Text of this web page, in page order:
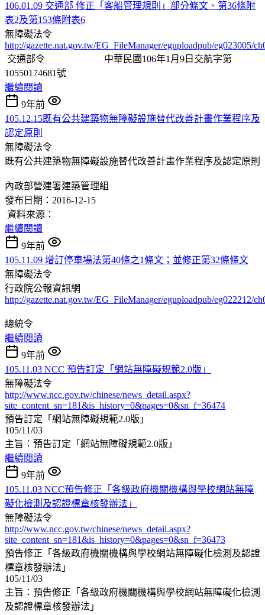
106.01.09 交通部 修正「客船管理規則」部分條文、第36條附
表2及第153條附表6
無障礙法令
http://gazette.nat.gov.tw/EG_FileManager/eguploadpub/eg023005/
交通部令 中華民國106年1月9日交航字第
10550174681號
繼續閱讀
9年前
105.12.15既有公共建築物無障礙設施替代改善計畫作業程序及
認定原則
無障礙法令
既有公共建築物無障礙設施替代改善計畫作業程序及認定原則
內政部營建署建築管理組
發布日期：2016-12-15
資料來源：
繼續閱讀
9年前
105.11.09 增訂停車場法第40條之1條文；並修正第32條條文
無障礙法令
行政院公報資訊網
http://gazette.nat.gov.tw/EG_FileManager/eguploadpub/eg022212/
總統令
繼續閱讀
9年前
105.11.03 NCC 預告訂定「網站無障礙規範2.0版」
無障礙法令
http://www.ncc.gov.tw/chinese/news_detail.aspx?
site_content_sn=181&is_history=0&pages=0&sn_f=36474
預告訂定「網站無障礙規範2.0版」
105/11/03
主旨：預告訂定「網站無障礙規範2.0版」
繼續閱讀
9年前
105.11.03 NCC預告修正「各級政府機關機構與學校網站無障
礙化檢測及認證標章核發辦法」
無障礙法令
http://www.ncc.gov.tw/chinese/news_detail.aspx?
site_content_sn=181&is_history=0&pages=0&sn_f=36473
預告修正「各級政府機關機構與學校網站無障礙化檢測及認證
標章核發辦法」
105/11/03
主旨：預告修正「各級政府機關機構與學校網站無障礙化檢測
及認證標章核發辦法」